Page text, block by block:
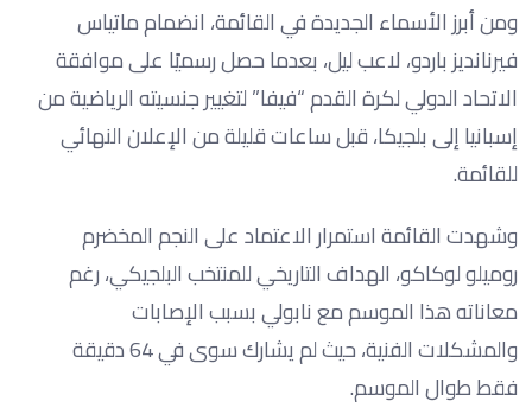
ومن أبرز الأسماء الجديدة في القائمة، انضمام ماتياس
فيرنانديز باردو، لاعب ليل، بعدما حصل رسميًا على موافقة
الاتحاد الدولي لكرة القدم “فيفا” لتغيير جنسيته الرياضية من
إسبانيا إلى بلجيكا، قبل ساعات قليلة من الإعلان النهائي
للقائمة.
وشهدت القائمة استمرار الاعتماد على النجم المخضرم
روميلو لوكاكو، الهداف التاريخي للمنتخب البلجيكي، رغم
معاناته هذا الموسم مع نابولي بسبب الإصابات
والمشكلات الفنية، حيث لم يشارك سوى في 64 دقيقة
فقط طوال الموسم.